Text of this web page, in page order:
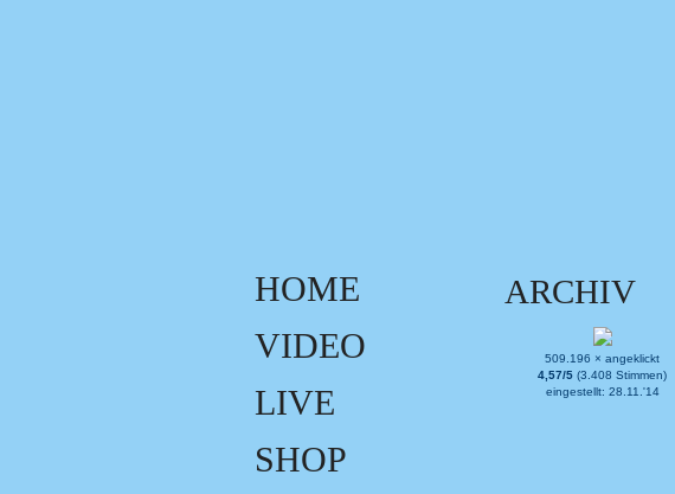
HOME
VIDEO
LIVE
SHOP
ARCHIV
509.196 × angeklickt
4,57/5 (3.408 Stimmen)
eingestellt: 28.11.'14